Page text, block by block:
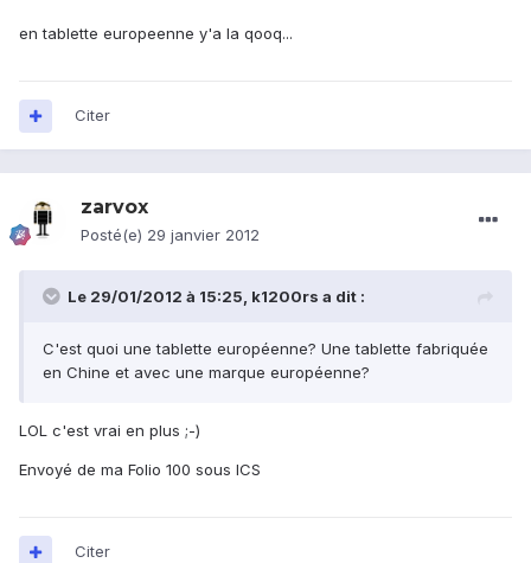
en tablette europeenne y'a la qooq...
Citer
zarvox
Posté(e) 29 janvier 2012
Le 29/01/2012 à 15:25, k1200rs a dit :
C'est quoi une tablette européenne? Une tablette fabriquée
en Chine et avec une marque européenne?
LOL c'est vrai en plus ;-)
Envoyé de ma Folio 100 sous ICS
Citer